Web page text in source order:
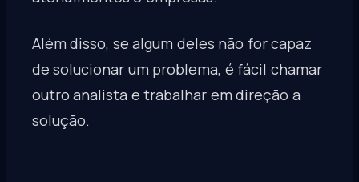
Além disso, se algum deles não for capaz
de solucionar um problema, é fácil chamar
outro analista e trabalhar em direção a
solução.